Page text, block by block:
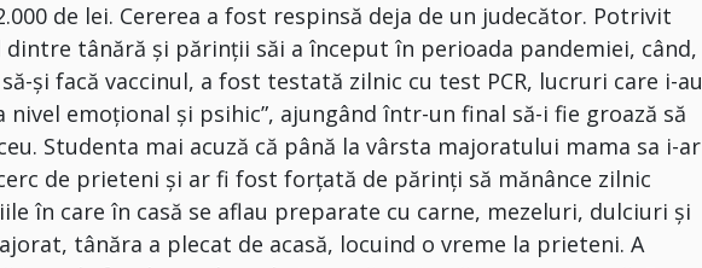
de lei. Cererea a fost respinsă deja de un judecător. Potrivit
tânără și părinții săi a început în perioada pandemiei, când,
și facă vaccinul, a fost testată zilnic cu test PCR, lucruri care i-au
emoțional şi psihic”, ajungând într-un final să-i fie groază să
Studenta mai acuză că până la vârsta majoratului mama sa i-ar
de prieteni și ar fi fost forțată de părinți să mănânce zilnic
în care în casă se aflau preparate cu carne, mezeluri, dulciuri și
tânăra a plecat de acasă, locuind o vreme la prieteni. A